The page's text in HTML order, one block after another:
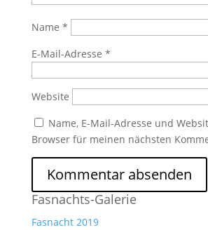
Name *
E-Mail-Adresse *
Website
Name, E-Mail-Adresse und
Browser für meinen nächsten
Fasnachts-Galerie
Fasnacht 2019